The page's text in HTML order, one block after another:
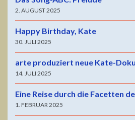
2. AUGUST 2025
Happy Birthday, Kate
30. JULI 2025
arte produziert neue Kate-Doku
14. JULI 2025
Eine Reise durch die Facetten
1. FEBRUAR 2025